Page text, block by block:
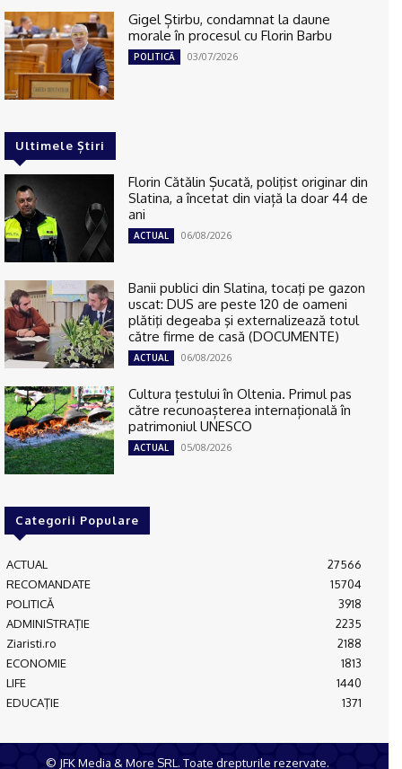
Gigel Știrbu, condamnat la daune
morale în procesul cu Florin Barbu
POLITICĂ 03/07/2026
Ultimele Știri
Florin Cătălin Șucată, poliţist originar din
Slatina, a încetat din viață la doar 44 de
ani
ACTUAL 06/08/2026
Banii publici din Slatina, tocaţi pe gazon
uscat: DUS are peste 120 de oameni
plătiţi degeaba şi externalizează totul
către firme de casă (DOCUMENTE)
ACTUAL 06/08/2026
Cultura țestului în Oltenia. Primul pas
către recunoașterea internațională în
patrimoniul UNESCO
ACTUAL 05/08/2026
Categorii Populare
ACTUAL
27566
RECOMANDATE
15704
POLITICĂ
3918
ADMINISTRAŢIE
2235
Ziaristi.ro
2188
ECONOMIE
1813
LIFE
1440
EDUCAŢIE
1371
© JFK Media & More SRL. Toate drepturile rezervate.